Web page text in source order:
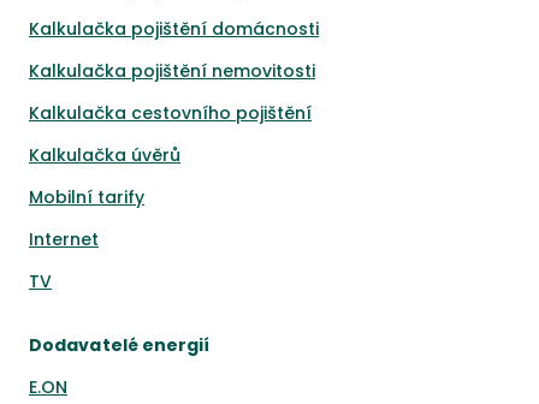
Kalkulačka pojištění domácnosti
Kalkulačka pojištění nemovitosti
Kalkulačka cestovního pojištění
Kalkulačka úvěrů
Mobilní tarify
Internet
TV
Dodavatelé energií
E.ON